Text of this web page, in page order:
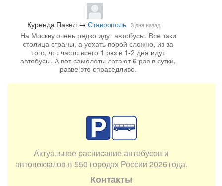
Куренда Павел→ Ставрополь 3 дня назад
На Москву очень редко идут автобусы. Все таки
столица страны, а уехать порой сложно, из-за
того, что часто всего 1 раз в 1-2 дня идут
автобусы. А вот самолеты летают 6 раз в сутки,
разве это справедливо.
Актуальное расписание автобусов и
автовокзалов в 550 городах России 2026 года.
Контакты